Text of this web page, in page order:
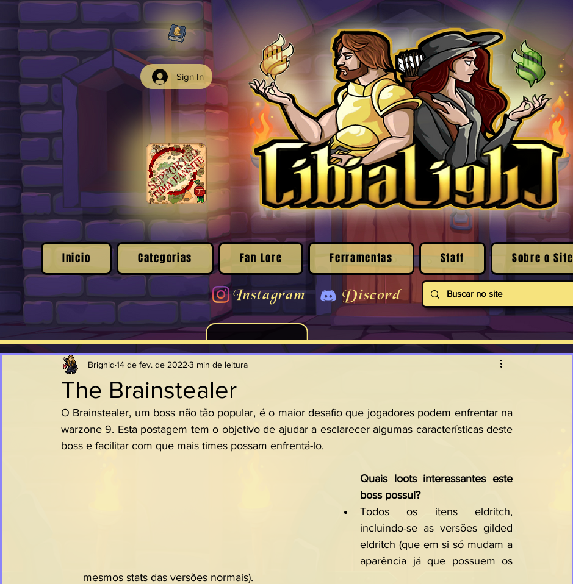
Sign In
Inicio Categorias Fan Lore Ferramentas Staff Sobre o Site
Instagram Discord
The Brainstealer
Brighid 14 de fev. de 2022 3 min de leitura
O Brainstealer, um boss não tão popular, é o maior desafio que jogadores podem enfrentar na
warzone 9. Esta postagem tem o objetivo de ajudar a esclarecer algumas características deste
boss e facilitar com que mais times possam enfrentá-lo.
Quais loots interessantes este
boss possui?
Todos os itens eldritch,
incluindo-se as versões gilded
eldritch (que em si só mudam a
aparência já que possuem os
mesmos stats das versões normais).